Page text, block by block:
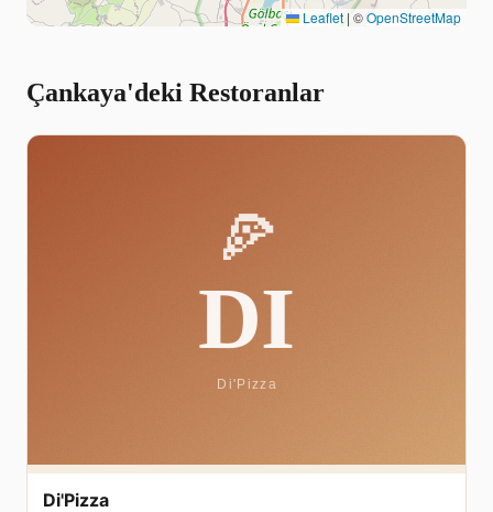
Leaflet | ©OpenStreetMap
Çankaya'deki Restoranlar
Di'Pizza